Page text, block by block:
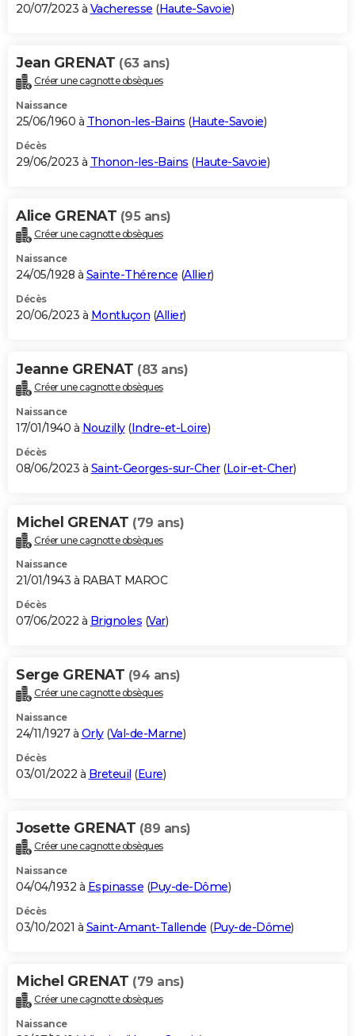
20/07/2023 à Vacheresse (Haute-Savoie)
Jean GRENAT (63 ans)
Créer une cagnotte obsèques
Naissance
25/06/1960 à Thonon-les-Bains (Haute-Savoie)
Décès
29/06/2023 à Thonon-les-Bains (Haute-Savoie)
Alice GRENAT (95 ans)
Créer une cagnotte obsèques
Naissance
24/05/1928 à Sainte-Thérence (Allier)
Décès
20/06/2023 à Montluçon (Allier)
Jeanne GRENAT (83 ans)
Créer une cagnotte obsèques
Naissance
17/01/1940 à Nouzilly(Indre-et-Loire)
Décès
08/06/2023 à Saint-Georges-sur-Cher(Loir-et-Cher)
Michel GRENAT (79 ans)
Créer une cagnotte obsèques
Naissance
21/01/1943 à RABAT MAROC
Décès
07/06/2022 à Brignoles (Var)
Serge GRENAT (94 ans)
Créer une cagnotte obsèques
Naissance
24/11/1927 à Orly(Val-de-Marne)
Décès
03/01/2022 à Breteuil (Eure)
Josette GRENAT (89 ans)
Créer une cagnotte obsèques
Naissance
04/04/1932 à Espinasse (Puy-de-Dôme)
Décès
03/10/2021 à Saint-Amant-Tallende (Puy-de-Dôme)
Michel GRENAT (79 ans)
Créer une cagnotte obsèques
Naissance